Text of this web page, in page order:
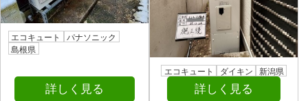
エコキュート
パナソニック
島根県
詳しく見る
エコキュート ダイキン 新潟県
詳しく見る